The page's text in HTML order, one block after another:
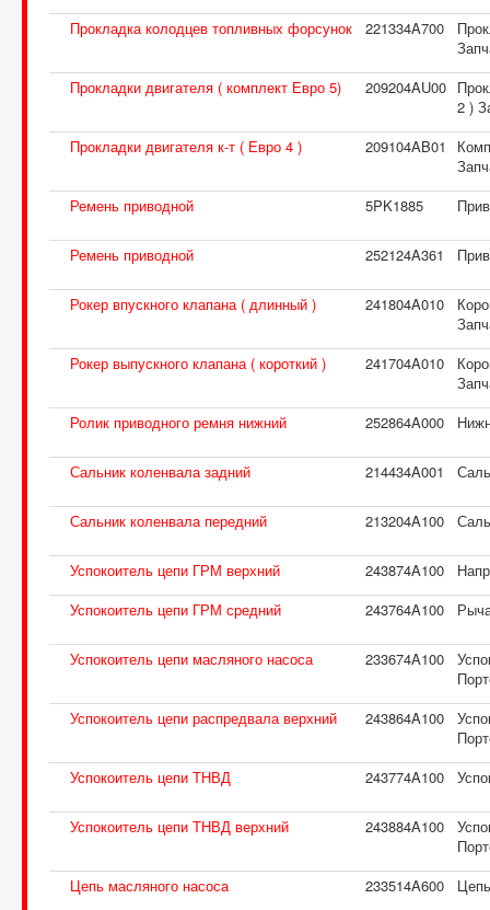
Прокладка колодцев топливных форсунок
221334A700
Прокладки двигателя ( комплект Евро 5)
209204AU00
2 )
Прокладки двигателя к-т ( Евро 4 )
209104AB01
Ремень приводной
5PK1885
Ремень приводной 252124A361
Рокер впускного клапана ( длинный ) 241804A010
Рокер выпускного клапана ( короткий )
241704A010
Ролик приводного ремня нижний
252864A000
Сальник коленвала задний 214434A001
Сальник коленвала передний 213204A100
Успокоитель цепи ГРМ верхний 243874A100
Успокоитель цепи ГРМ средний
243764A100
Успокоитель цепи масляного насоса 233674A100
Успокоитель цепи распредвала верхний
243864A100
Успокоитель цепи ТНВД
243774A100
Успокоитель цепи ТНВД верхний 243884A100
Цепь масляного насоса
233514A600